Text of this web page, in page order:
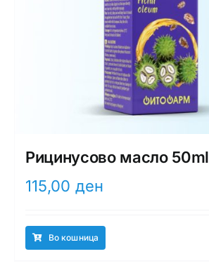
Рицинусово масло 50ml
115,00 ден
Во кошница